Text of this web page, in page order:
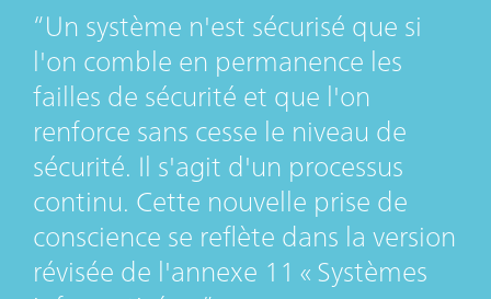
Un système n'est sécurisé que si
l'on comble en permanence les
failles de sécurité et que l'on
renforce sans cesse le niveau de
sécurité. Il s'agit d'un processus
continu. Cette nouvelle prise de
conscience se reflète dans la version
révisée de l'annexe 11 « Systèmes